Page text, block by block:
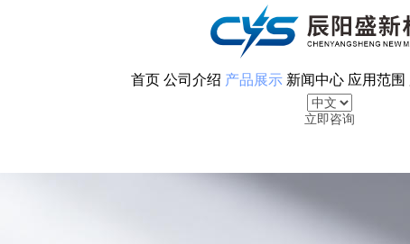
首页 公司介绍 产品展示 新闻中心 应用范围
立即咨询